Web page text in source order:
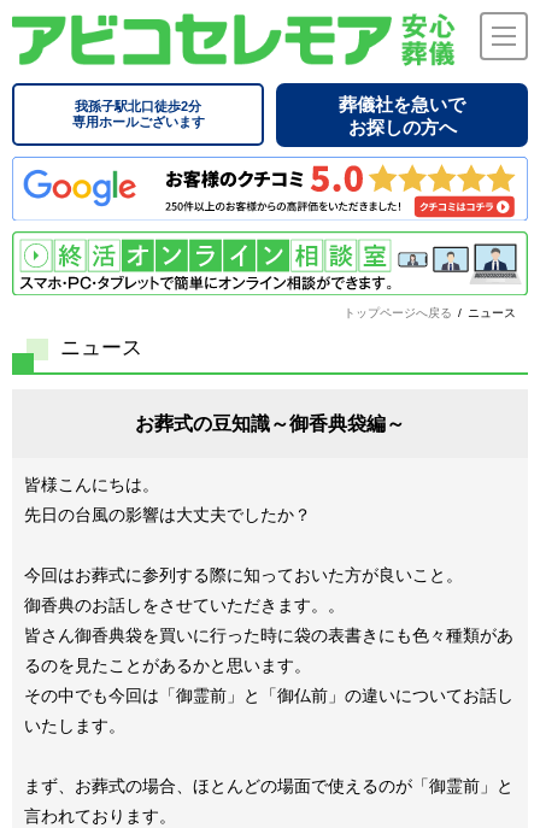
我孫子駅北口徒歩2分
専用ホールございます
葬儀社を急いで
お探しの方へ
トップページへ戻る / ニュース
ニュース
お葬式の豆知識～御香典袋編～
皆様こんにちは。
先日の台風の影響は大丈夫でしたか？
今回はお葬式に参列する際に知っておいた方が良いこと。
御香典のお話しをさせていただきます。。
皆さん御香典袋を買いに行った時に袋の表書きにも色々種類があ
るのを見たことがあるかと思います。
その中でも今回は「御霊前」と「御仏前」の違いについてお話し
いたします。
まず、お葬式の場合、ほとんどの場面で使えるのが「御霊前」と
言われております。